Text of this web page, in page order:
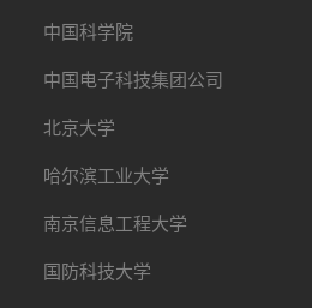
中国科学院
中国电子科技集团公司
北京大学
哈尔滨工业大学
南京信息工程大学
国防科技大学